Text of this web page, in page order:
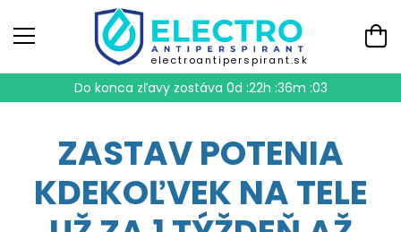
electroantiperspirant.sk
Do konca zľavy zostáva 0d :22h :36m :02
ZASTAV POTENIA
KDEKOĽVEK NA TELE